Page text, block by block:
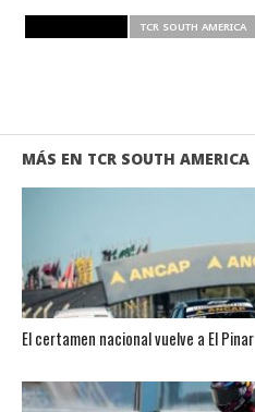
TCR SOUTH AMERICA
MÁS EN TCR SOUTH AMERICA
El certamen nacional vuelve a El Pinar